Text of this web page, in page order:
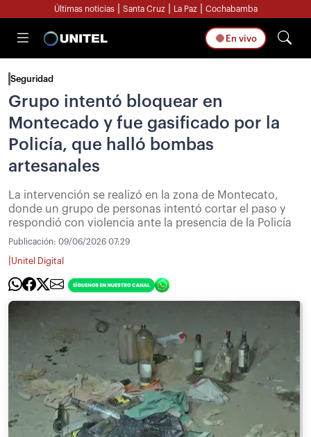
Últimas noticias Santa Cruz La Paz Cochabamba
En vivo
Seguridad
Grupo intentó bloquear en
Montecado y fue gasificado por la
Policía, que halló bombas
artesanales
La intervención se realizó en la zona de Montecato,
donde un grupo de personas intentó cortar el paso y
respondió con violencia ante la presencia de la Policía
Publicación: 09/06/2026 07:29
Unitel Digital